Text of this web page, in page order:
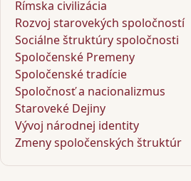
Rímska civilizácia
Rozvoj starovekých spoločností
Sociálne štruktúry spoločnosti
Spoločenské Premeny
Spoločenské tradície
Spoločnosť a nacionalizmus
Staroveké Dejiny
Vývoj národnej identity
Zmeny spoločenských štruktúr